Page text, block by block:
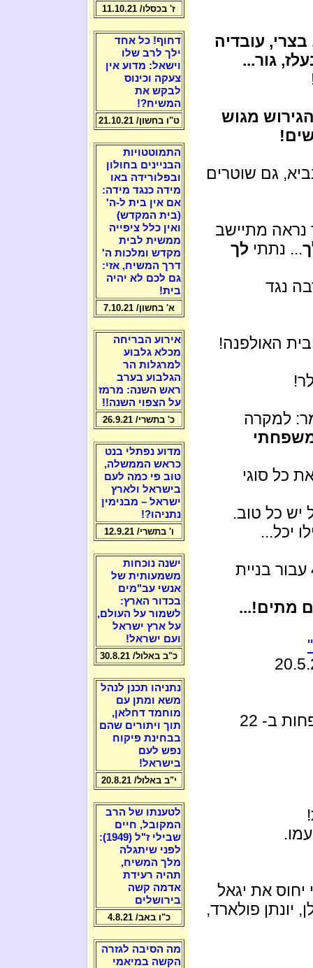
עובדיה
גור...
מגוש
גם שוטרים
נראה מתיישב
... נתתי לך
נגד
האולפנה!
למקרה
כל סוגי
יש כל טוב.
יכל...
מציע לטפשים לתרום 4,000$ עבור בניית
מתים!...
" בבטחון שיזכה לפחות ב- 22
יחוס את יגאל
יונתן פולארד,
ז' בכסלו/ 11.10.21
דחוף! כל אחד
ילך לרב שלו
וישאל: מדוע אין
צעקה וכינוס
לבקש את
המשיח?!
ט"ו בחשון/ 21.10.21
התמוטטויות
הבניינים בחולון
ובפלורידה באו
מידה כנגד מידה:
אם אין בית ל-ה'
(בית המקדש)
ואין כלל ציפייה
ממשית לבית
מקדש ומלכות ה'
דרך המשיח, אזי:
גם לכם לא יהיה
בית!
א' בחשון/ 7.10.21
אירוע הבריחה
מכלא גלבוע
למרגלות הר
הגלבוע בערב
ראש השנה: מרמז
על הצפוי השנה!!
כ' בתשרי/ 26.9.21
מדוע נפתלי בנט
כראש הממשלה,
טוב פי כמה לעם
בישראל ולארץ
ישראל – מבנימין
נתניהו?!
ו' בתשרי/ 12.9.21
ישנה נוכחות
משמעותית של
אנשי עב"מים
בכדור הארץ:
לשמור על העולם,
על ארץ ישראל
ועם ישראל!
כ"ב באלול/ 30.8.21
נתניהו תכנן לנהל
משא ומתן עם
מוחמד דחלאן,
תוך ויתורים שהם
בבחינת פיקוח
נפש לעם
בישראל!
י"ב באלול/ 20.8.21
לטענתו של הרב
המקובל, חיים
שבילי ז"ל (1949):
לפני שיתגלה
מלך המשיח,
תהיה רעידת
אדמה קשה
בירושלים
כ"ו באב/ 4.8.21
מה הסיבה לגזרה
הקשה במיאמי